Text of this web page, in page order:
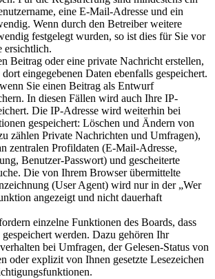
eine E-Mail-Adresse und ein
Wenn durch den Betreiber weitere
festgelegt wurden, so ist dies für Sie vor
ersichtlich.
Beitrag oder eine private Nachricht erstellen,
eingegebenen Daten ebenfalls gespeichert.
Sie einen Beitrag als Entwurf
In diesen Fällen wird auch Ihre IP-
Die IP-Adresse wird weiterhin bei
gespeichert: Löschen und Ändern von
zählen Private Nachrichten und Umfragen),
zentralen Profildaten (E-Mail-Adresse,
Benutzer-Passwort) und gescheiterte
Die von Ihrem Browser übermittelte
(User Agent) wird nur in der „Wer
angezeigt und nicht dauerhaft
einzelne Funktionen des Boards, dass
werden. Dazu gehören Ihr
bei Umfragen, der Gelesen-Status von
oder explizit von Ihnen gesetzte Lesezeichen